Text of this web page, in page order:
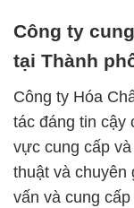
Công ty
tại Thành
Công ty Hóa
tác đáng tin cậy
vực cung cấp
thuật và chuyên
vấn và cung